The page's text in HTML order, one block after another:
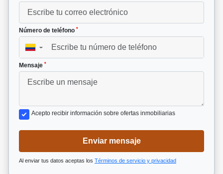
Número de teléfono *
▼
Mensaje *
Acepto recibir información sobre ofertas inmobiliarias
Enviar mensaje
Al enviar tus datos aceptas los Términos de servicio y privacidad